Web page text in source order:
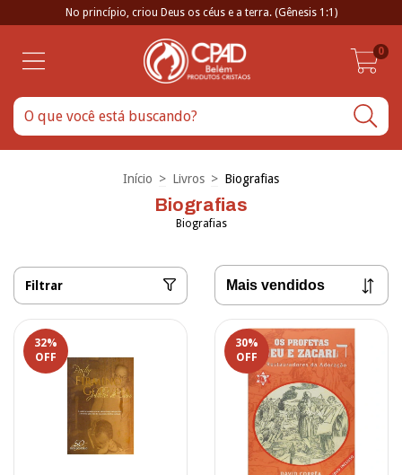
No princípio, criou Deus os céus e a terra. (Gênesis 1:1)
0
Início > Livros > Biografias
Biografias
Biografias
Filtrar
32%
OFF
30%
OFF